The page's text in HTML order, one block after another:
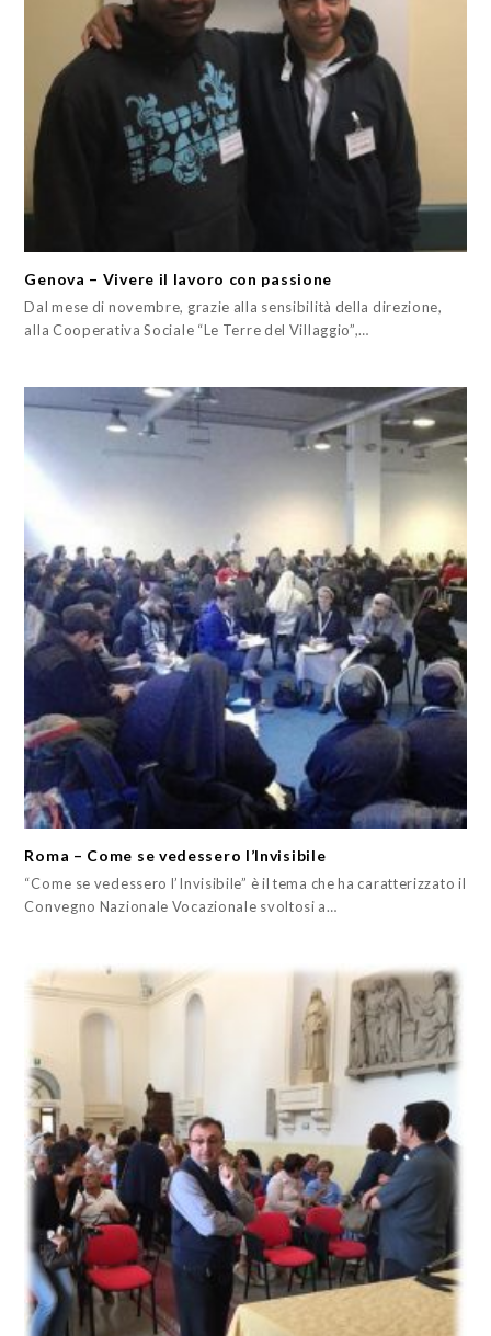
Genova – Vivere il lavoro con passione
Dal mese di novembre, grazie alla sensibilità della direzione,
alla Cooperativa Sociale “Le Terre del Villaggio”,…
Roma – Come se vedessero l’Invisibile
“Come se vedessero l’Invisibile” è il tema che ha caratterizzato il
Convegno Nazionale Vocazionale svoltosi a…